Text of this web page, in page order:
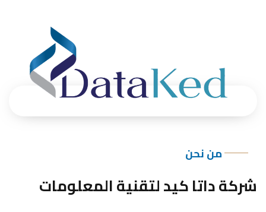
من نحن
شركة داتا كيد لتقنية المعلومات